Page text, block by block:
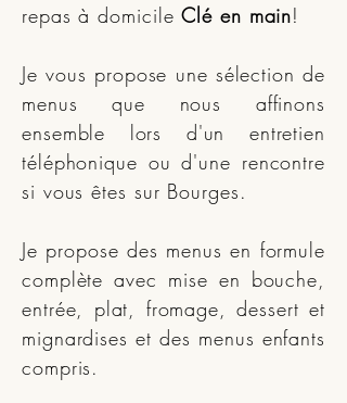
repas à domicileClé en main!
Je vous propose une sélection de
menus que nous affinons
ensemble lors d'un entretien
téléphonique ou d'une rencontre
si vous êtes sur Bourges.
Je propose des menus en formule
complète avec mise en bouche,
entrée, plat, fromage, dessert et
mignardises et des menus enfants
compris.